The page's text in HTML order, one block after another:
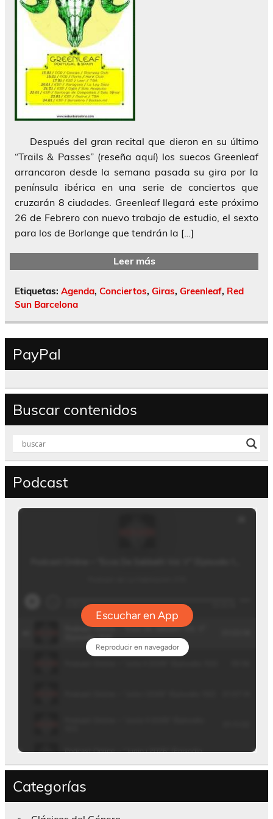
Después del gran recital que dieron en su último
“Trails & Passes” (reseña aquí) los suecos Greenleaf
arrancaron desde la semana pasada su gira por la
península ibérica en una serie de conciertos que
cruzarán 8 ciudades. Greenleaf llegará este próximo
26 de Febrero con nuevo trabajo de estudio, el sexto
para los de Borlange que tendrán la […]
Leer más
Etiquetas: Agenda, Conciertos, Giras, Greenleaf, Red
Sun Barcelona
PayPal
Buscar contenidos
Podcast
Categorías